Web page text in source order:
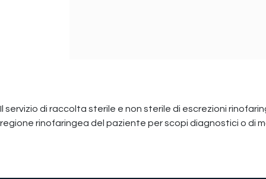
Il servizio di raccolta sterile e non sterile di escrezioni
regione rinofaringea del paziente per scopi diagnostici o di